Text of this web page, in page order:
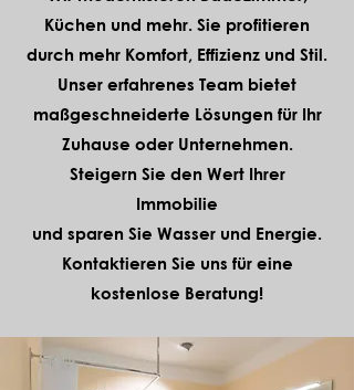
Küchen und mehr. Sie profitieren
durch mehr Komfort, Effizienz und Stil.
Unser erfahrenes Team bietet
maßgeschneiderte Lösungen für Ihr
Zuhause oder Unternehmen.
Steigern Sie den Wert Ihrer
Immobilie
und sparen Sie Wasser und Energie.
Kontaktieren Sie uns für eine
kostenlose Beratung!